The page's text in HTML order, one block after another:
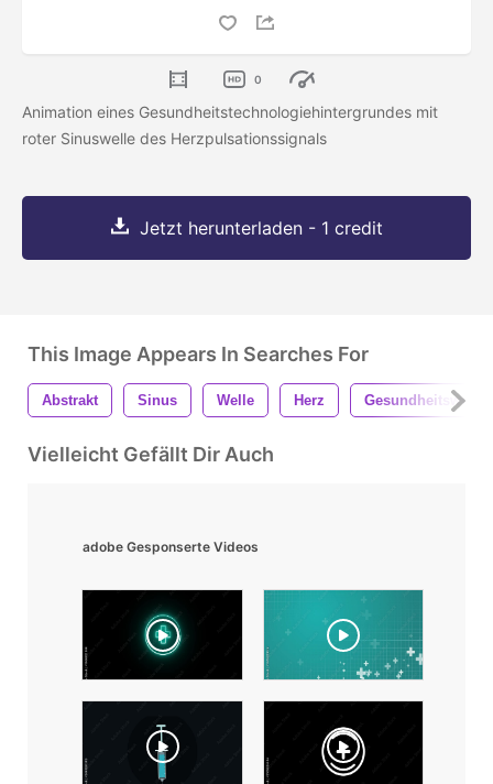
0
Animation eines Gesundheitstechnologiehintergrundes mit
roter Sinuswelle des Herzpulsationssignals
Jetzt herunterladen - 1 credit
This Image Appears In Searches For
Abstrakt Sinus Welle Herz Gesundheitswesen
Vielleicht Gefällt Dir Auch
adobe Gesponserte Videos